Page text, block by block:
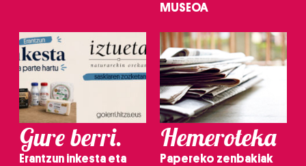
MUSEOA
Gure berri.
Erantzun inkesta eta
Hemeroteka
Papereko zenbakiak